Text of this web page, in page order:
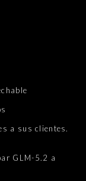
a sus clientes.
GLM-5.2 a